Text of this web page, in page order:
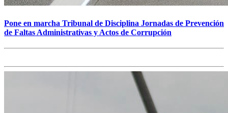
Pone en marcha Tribunal de Disciplina Jornadas de Prevención
de Faltas Administrativas y Actos de Corrupción